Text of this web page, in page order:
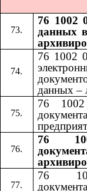
76 1002
данных в
76 1002
данных –
76
76
76